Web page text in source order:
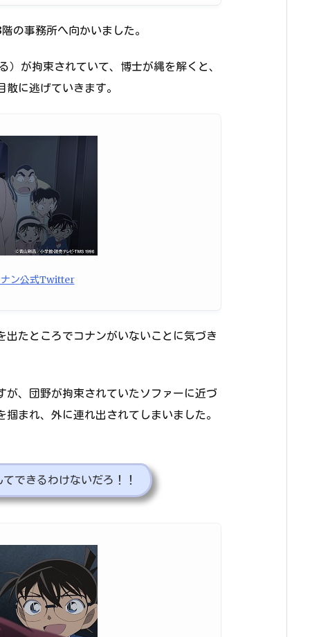
の事務所へ向かいました。
が拘束されていて、博士が縄を解くと、
散に逃げていきます。
ン公式Twitter
たところでコナンがいないことに気づき
、団野が拘束されていたソファーに近づ
まれ、外に連れ出されてしまいました。
できるわけないだろ！！